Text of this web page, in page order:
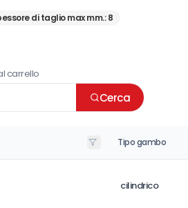
di taglio max mm.:8
carrello
Cerca
Tipo gambo
cilindrico